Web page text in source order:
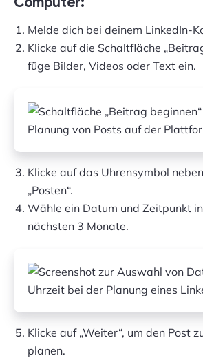
Computer:
Melde dich bei deinem LinkedIn-
Klicke auf die Schaltfläche
füge Bilder, Videos oder Text ein.
Klicke auf das Uhrensymbol
„Posten“.
Wähle ein Datum und Zeitpunkt
nächsten 3 Monate.
Klicke auf „Weiter“, um den Post
planen.